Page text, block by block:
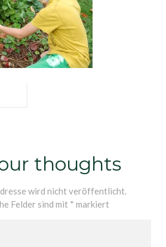
thoughts
wird nicht veröffentlicht.
Felder sind mit * markiert